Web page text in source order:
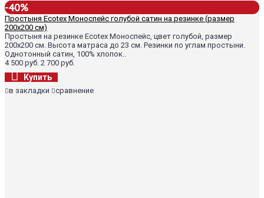
-40%
Простыня Ecotex Моноспейс голубой сатин на резинке (размер
200х200 см)
Простыня на резинке Ecotex Моноспейс, цвет голубой, размер
200х200 см. Высота матраса до 23 см. Резинки по углам простыни.
Однотонный сатин, 100% хлопок..
4 500 руб. 2 700 руб.
Купить
в закладки сравнение